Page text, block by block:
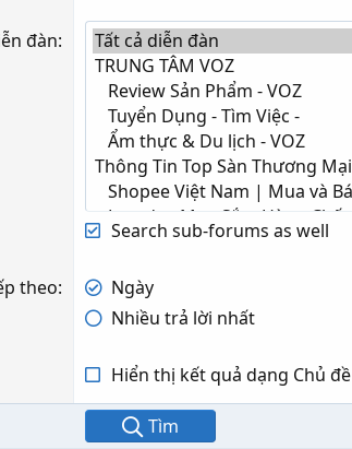
đàn
Search sub-forums as well
theo
Ngày
Nhiều trả lời nhất
Hiển thị kết quả dạng Chủ đề
Tìm